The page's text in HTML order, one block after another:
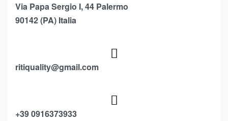
Via Papa Sergio I, 44 Palermo
90142 (PA) Italia
ritiquality@gmail.com
+39 0916373933